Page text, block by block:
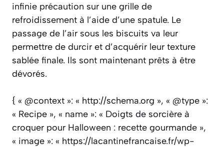
infinie précaution sur une grille de
refroidissement à l’aide d’une spatule. Le
passage de l’air sous les biscuits va leur
permettre de durcir et d’acquérir leur texture
sablée finale. Ils sont maintenant prêts à être
dévorés.
{ « @context »: « http://schema.org », « @type »:
« Recipe », « name »: « Doigts de sorcière à
croquer pour Halloween : recette gourmande »,
« image »: « https://lacantinefrancaise.fr/wp-